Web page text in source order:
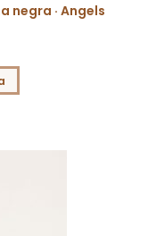
negra · Angels